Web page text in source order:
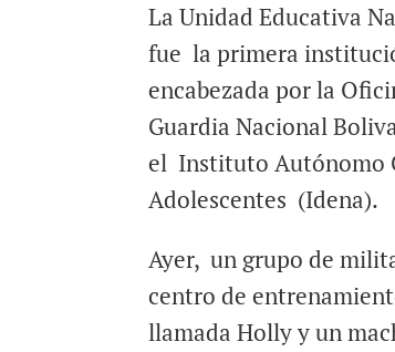
l
b
o
k
s
A
p
La Unidad Educativa
fue la primera
encabezada por la
Guardia Nacional
el Instituto Autónomo
Adolescentes (Idena).
Ayer, un grupo de
centro de
llamada Holly y un